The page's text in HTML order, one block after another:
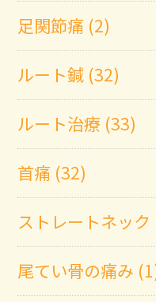
足関節痛 (2)
ルート鍼 (32)
ルート治療 (33)
首痛 (32)
ストレートネック
尾てい骨の痛み